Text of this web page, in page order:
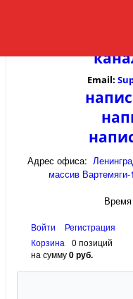
Email:
Адрес офиса:
массив
Войти
Регистрация
Корзина
0 позиций
на сумму0 руб.